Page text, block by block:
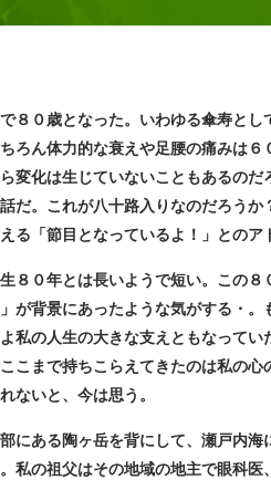
８０歳となった。いわゆる傘寿と
ろん体力的な衰えや足腰の痛みは
変化は生じていないこともあるの
だ。これが八十路入りなのだろう
る「節目となっているよ！」とのア
８０年とは長いようで短い。この
が背景にあったような気がする・
よ私の人生の大きな支えともなって
こまで持ちこらえてきたのは私の
ないと、今は思う。
にある陶ヶ岳を背にして、瀬戸内
私の祖父はその地域の地主で眼科